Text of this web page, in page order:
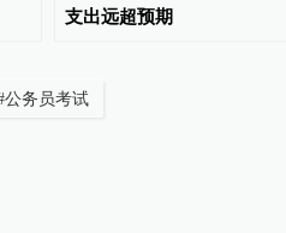
支出远超预期
公务员考试